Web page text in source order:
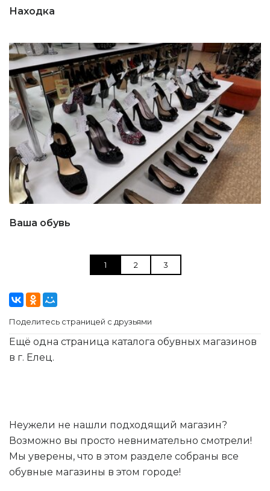
Находка
Ваша обувь
1 2 3
Поделитесь страницей с друзьями
Ещё одна страница каталога обувных магазинов
в г. Елец.
Неужели не нашли подходящий магазин?
Возможно вы просто невнимательно смотрели!
Мы уверены, что в этом разделе собраны все
обувные магазины в этом городе!